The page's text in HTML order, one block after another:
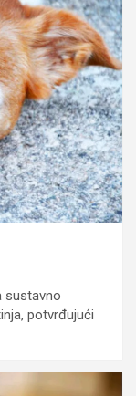
sustavno
potvrđujući